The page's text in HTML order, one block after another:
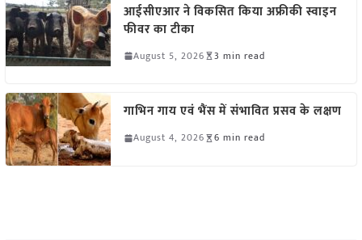
आईसीएआर ने विकसित किया अफ्रीकी स्वाइन
फीवर का टीका
August 5, 2026 3 min read
गाभिन गाय एवं भैंस में संभावित प्रसव के लक्षण
August 4, 2026 6 min read